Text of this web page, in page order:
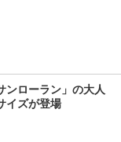
ンローラン」の大人
イズが登場